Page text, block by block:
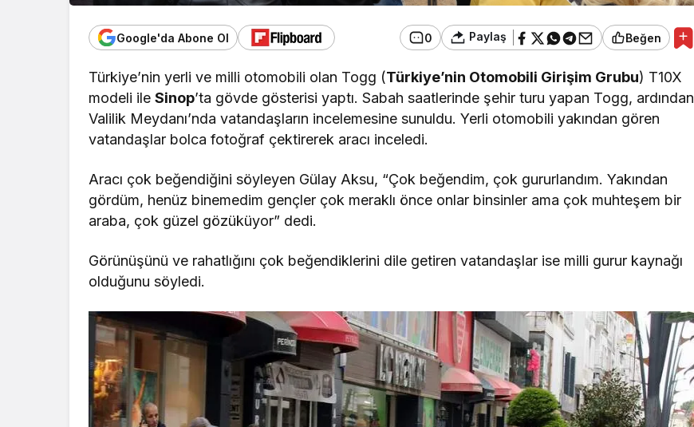
Google'da Abone Ol 0 Paylaş Beğen
Türkiye’nin yerli ve milli otomobili olan Togg (Türkiye’nin Otomobili Girişim Grubu) T10X
modeli ileSinop’ta gövde gösterisi yaptı. Sabah saatlerinde şehir turu yapan Togg, ardından
Valilik Meydanı’nda vatandaşların incelemesine sunuldu. Yerli otomobili yakından gören
vatandaşlar bolca fotoğraf çektirerek aracı inceledi.
Aracı çok beğendiğini söyleyen Gülay Aksu, “Çok beğendim, çok gururlandım. Yakından
gördüm, henüz binemedim gençler çok meraklı önce onlar binsinler ama çok muhteşem bir
araba, çok güzel gözüküyor” dedi.
Görünüşünü ve rahatlığını çok beğendiklerini dile getiren vatandaşlar ise milli gurur kaynağı
olduğunu söyledi.